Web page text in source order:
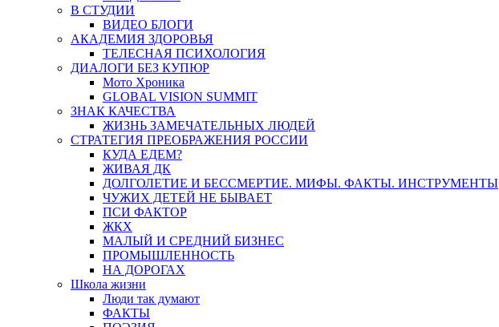
В СТУДИИ
ВИДЕО БЛОГИ
АКАДЕМИЯ ЗДОРОВЬЯ
ТЕЛЕСНАЯ ПСИХОЛОГИЯ
ДИАЛОГИ БЕЗ КУПЮР
Мото Хроника
GLOBAL VISION SUMMIT
ЗНАК КАЧЕСТВА
ЖИЗНЬ ЗАМЕЧАТЕЛЬНЫХ ЛЮДЕЙ
СТРАТЕГИЯ ПРЕОБРАЖЕНИЯ РОССИИ
КУДА ЕДЕМ?
ЖИВАЯ ДК
ДОЛГОЛЕТИЕ И БЕССМЕРТИЕ. МИФЫ. ФАКТЫ. ИНСТРУМЕНТЫ
ЧУЖИХ ДЕТЕЙ НЕ БЫВАЕТ
ПСИ ФАКТОР
ЖКХ
МАЛЫЙ И СРЕДНИЙ БИЗНЕС
ПРОМЫШЛЕННОСТЬ
НА ДОРОГАХ
Школа жизни
Люди так думают
ФАКТЫ